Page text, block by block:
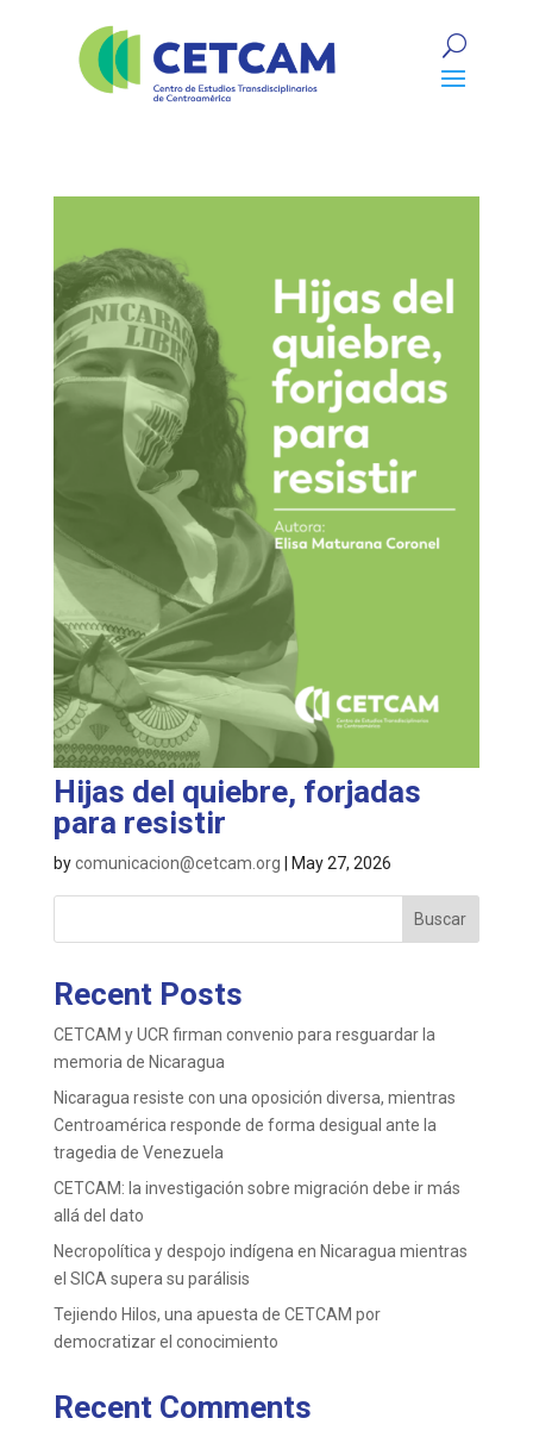
Hijas del quiebre, forjadas
para resistir
bycomunicacion@cetcam.org May 27, 2026
Buscar
Recent Posts
CETCAM y UCR firman convenio para resguardar la
memoria de Nicaragua
Nicaragua resiste con una oposición diversa, mientras
Centroamérica responde de forma desigual ante la
tragedia de Venezuela
CETCAM: la investigación sobre migración debe ir más
allá del dato
Necropolítica y despojo indígena en Nicaragua mientras
el SICA supera su parálisis
Tejiendo Hilos, una apuesta de CETCAM por
democratizar el conocimiento
Recent Comments